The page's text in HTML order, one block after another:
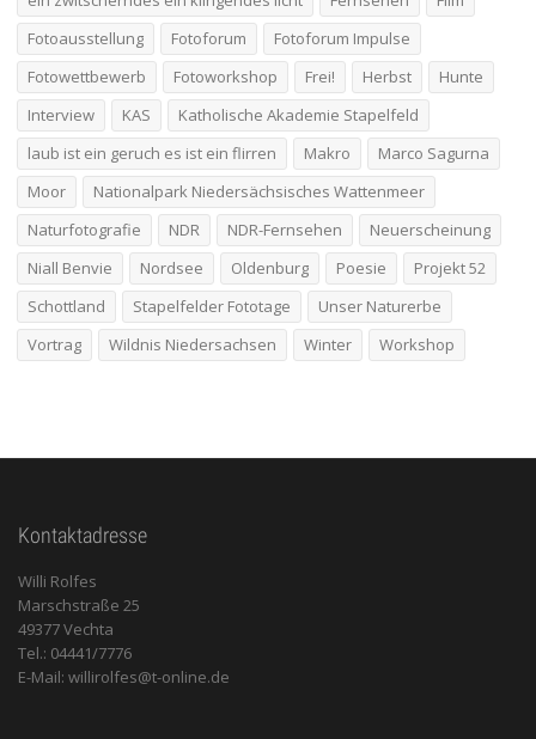
Fotoausstellung
Fotoforum
Fotoforum Impulse
Fotowettbewerb
Fotoworkshop Frei! Herbst
Hunte
Interview
KAS
Katholische Akademie Stapelfeld
laub ist ein geruch es ist ein flirren
Makro
Marco Sagurna
Moor
Nationalpark Niedersächsisches Wattenmeer
Naturfotografie
NDR NDR-Fernsehen
Neuerscheinung
Niall Benvie
Nordsee Oldenburg Poesie
Projekt 52
Schottland
Stapelfelder Fototage
Unser Naturerbe
Vortrag
Wildnis Niedersachsen Winter Workshop
Kontaktadresse
Willi Rolfes
Marschstraße 25
49377 Vechta
Tel.: 04441/7776
E-Mail: willirolfes@t-online.de